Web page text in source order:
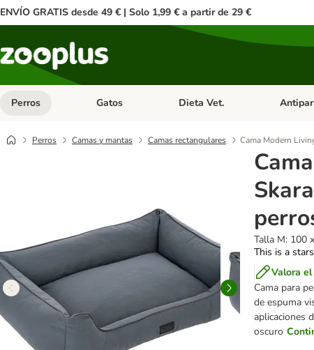
ENVÍO GRATIS desde 49 € | Solo 1,99 € a partir de 29 €
Perros Menú de categoria abierto: Perros
Gatos Menú de categoria abierto: Gatos
Dieta Vet. Menú
Perros Camas y mantas Camas rectangulares Cama Modern
Talla M: 100
This is a
Valora
Cama para
de espuma
aplicaciones
oscuro